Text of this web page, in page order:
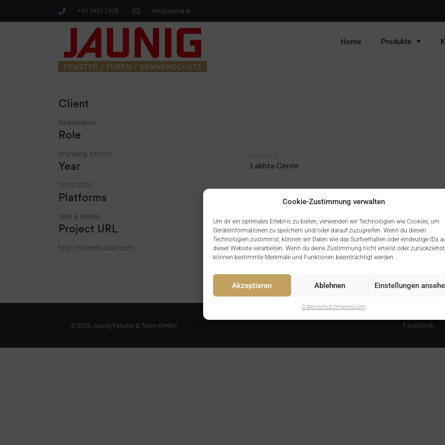
Cookie-Zustimmung verwalten
Um dir ein optimales Erlebnis zu bieten, verwenden wir Technologien wie Cookies, um
Geräteinformationen zu speichern und/oder darauf zuzugreifen. Wenn du diesen
Technologien zustimmst, können wir Daten wie das Surfverhalten oder eindeutige IDs
dieser Website verarbeiten. Wenn du deine Zustimmung nicht erteilst oder zurückziehst,
können bestimmte Merkmale und Funktionen beeinträchtigt werden.
Akzeptieren Ablehnen Einstellungen
DatenschutzImpressum
+43 3462 2408 info@jaunig.at
Home Produkte
Client
Nickelodeon
Role
Branding, Motion
Year
2019-2020
Platforms
Web & Mobile
Project URL
http://themebubble.com
Lakhta Cente
© 2026 Jaunig Fenster & Türen GmbH Facebook